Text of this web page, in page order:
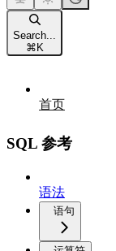
Search...
⌘ K
首页
SQL 参考
语法
语句